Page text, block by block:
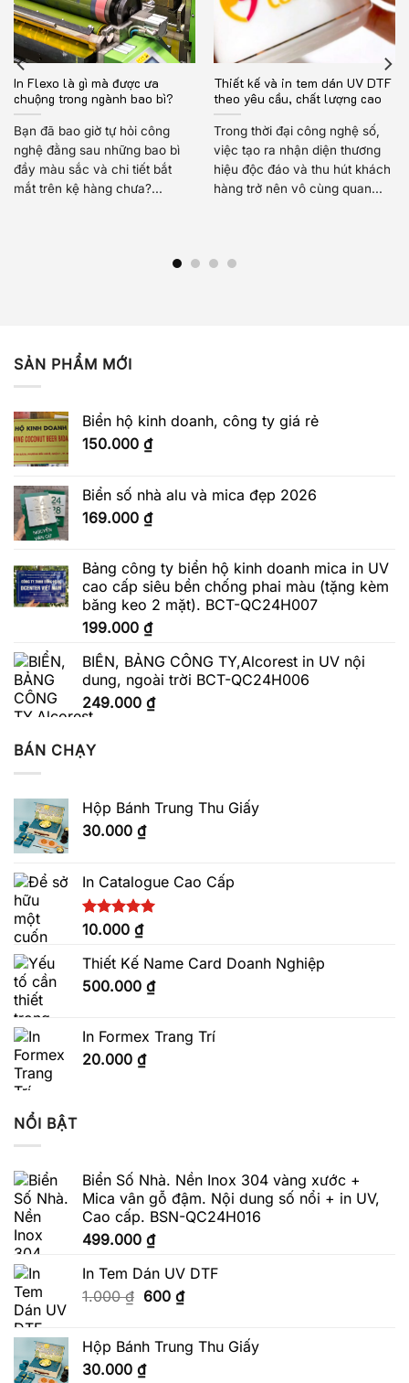
In Flexo là gì mà được ưa
chuộng trong ngành bao bì?
Bạn đã bao giờ tự hỏi công
nghệ đằng sau những bao bì
đầy màu sắc và chi tiết bắt
mắt trên kệ hàng chưa?...
Thiết kế và in tem dán UV DTF
theo yêu cầu, chất lượng cao
Trong thời đại công nghệ số,
việc tạo ra nhận diện thương
hiệu độc đáo và thu hút khách
hàng trở nên vô cùng quan...
SẢN PHẨM MỚI
Biển hộ kinh doanh, công ty giá rẻ
150.000 ₫
Biển số nhà alu và mica đẹp 2026
169.000 ₫
Bảng công ty biển hộ kinh doanh mica in UV
cao cấp siêu bền chống phai màu (tặng kèm
băng keo 2 mặt). BCT-QC24H007
199.000 ₫
BIỂN, BẢNG CÔNG TY,Alcorest in UV nội
dung, ngoài trời BCT-QC24H006
249.000 ₫
BÁN CHẠY
Hộp Bánh Trung Thu Giấy
30.000 ₫
In Catalogue Cao Cấp
Được xếp
5.00
5 sao
10.000 ₫
Thiết Kế Name Card Doanh Nghiệp
500.000 ₫
In Formex Trang Trí
20.000 ₫
NỔI BẬT
Biển Số Nhà. Nền Inox 304 vàng xước +
Mica vân gỗ đậm. Nội dung số nổi + in UV,
Cao cấp. BSN-QC24H016
499.000 ₫
In Tem Dán UV DTF
1.000₫ Giá
1.000 ₫.
600 ₫Giá
là:
Hộp Bánh Trung Thu Giấy
30.000 ₫